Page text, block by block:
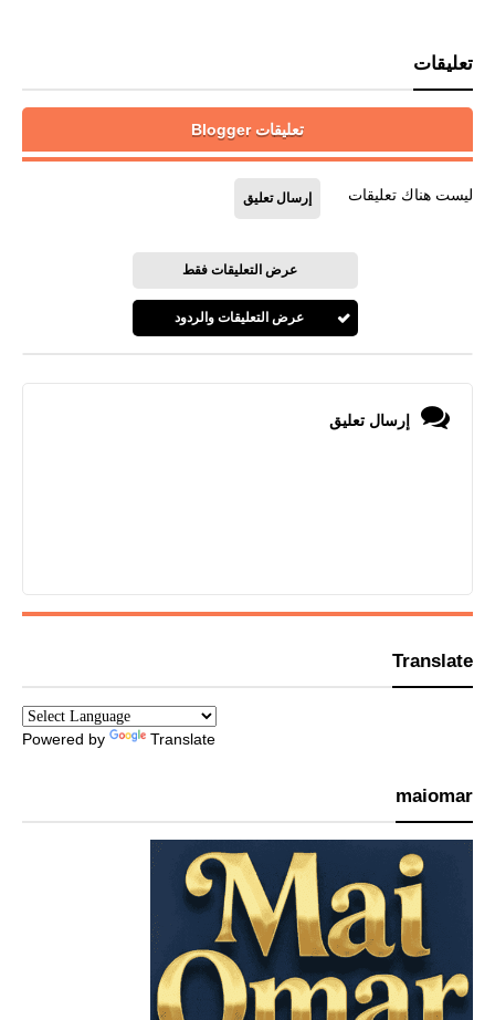
تعليقات
تعليقات Blogger
ليست هناك تعليقات إرسال تعليق
عرض التعليقات فقط
عرض التعليقات والردود
إرسال تعليق
Translate
Powered by Translate
maiomar